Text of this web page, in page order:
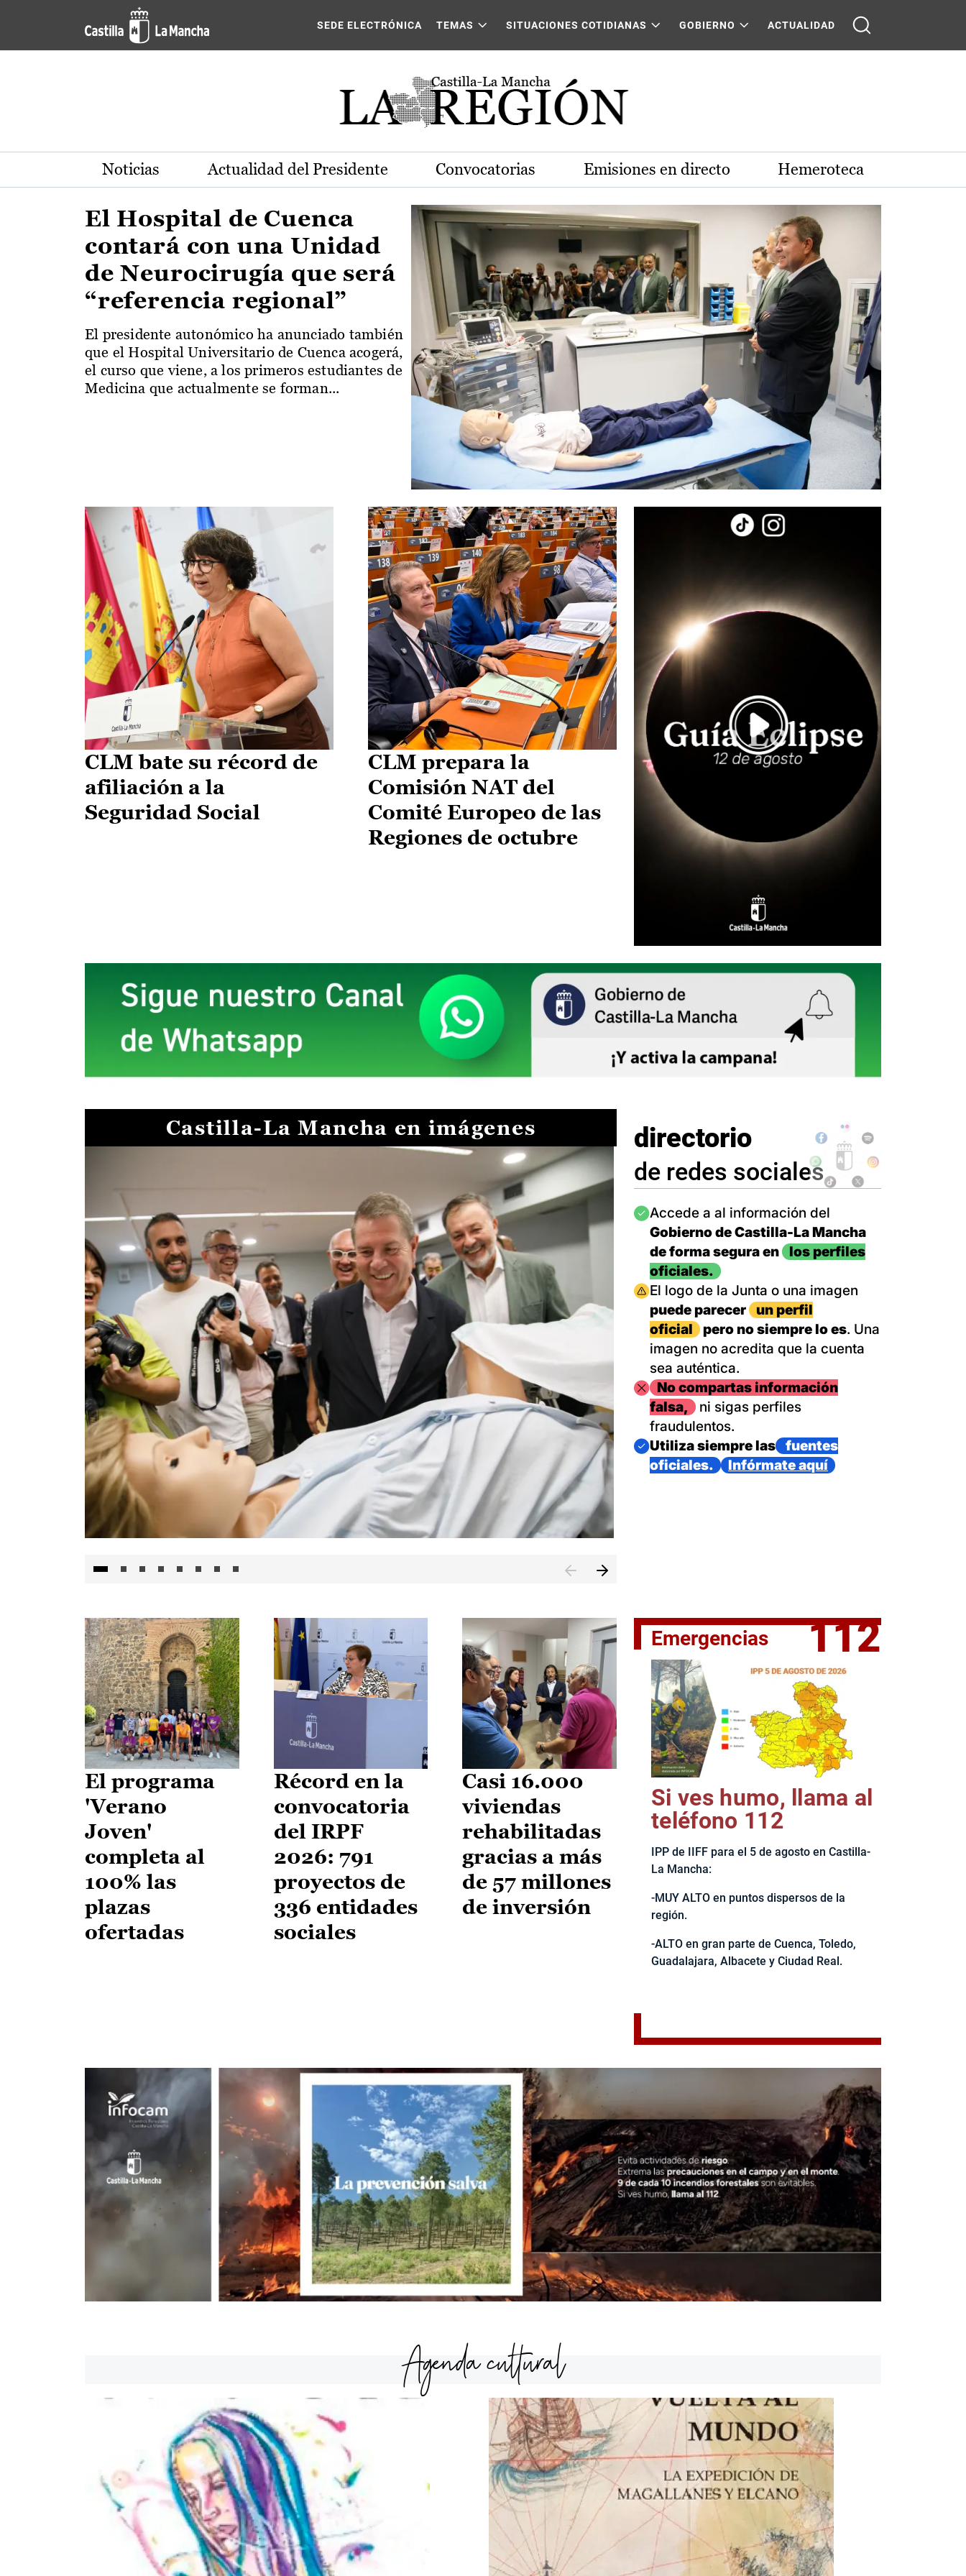
Pasar al contenido principal
Actualidad de la región de Castilla-La Mancha
SEDE ELECTRÓNICA TEMAS SITUACIONES COTIDIANAS GOBIERNO ACTUALIDAD
Noticias Actualidad del Presidente Convocatorias Emisiones en directo Hemeroteca
El Hospital de Cuenca
contará con una Unidad
de Neurocirugía que será
“referencia regional”
El presidente autonómico ha anunciado también
que el Hospital Universitario de Cuenca acogerá,
el curso que viene, a los primeros estudiantes de
Medicina que actualmente se forman...
CLM bate su récord de
afiliación a la
Seguridad Social
CLM prepara la
Comisión NAT del
Comité Europeo de las
Regiones de octubre
Castilla-La Mancha en imágenes
El jefe del Ejecutivo castellanomanchego, Emiliano García-
directorio
de redes sociales
Imagen
Accede a al información del
Gobierno de Castilla-La Mancha
de forma segura en
los perfiles
oficiales.
Imagen
El logo de la Junta o una imagen
puede parecer
un perfil
oficial
pero no siempre lo es. Una
imagen no acredita que la cuenta
sea auténtica.
ImagenNo compartas información
falsa,
ni sigas perfiles
fraudulentos.
Imagen
Utiliza siempre las
fuentes
oficiales.
Infórmate aquí
El programa
'Verano
Joven'
completa al
100% las
plazas
ofertadas
Récord en la
convocatoria
del IRPF
2026: 791
proyectos de
336 entidades
sociales
Casi 16.000
viviendas
rehabilitadas
gracias a más
de 57 millones
de inversión
Emergencias 112
Si ves humo, llama al
teléfono 112
IPP de IIFF para el 5 de agosto en Castilla-
La Mancha:
-MUY ALTO en puntos dispersos de la
región.
-ALTO en gran parte de Cuenca, Toledo,
Guadalajara, Albacete y Ciudad Real.
Agenda cultural